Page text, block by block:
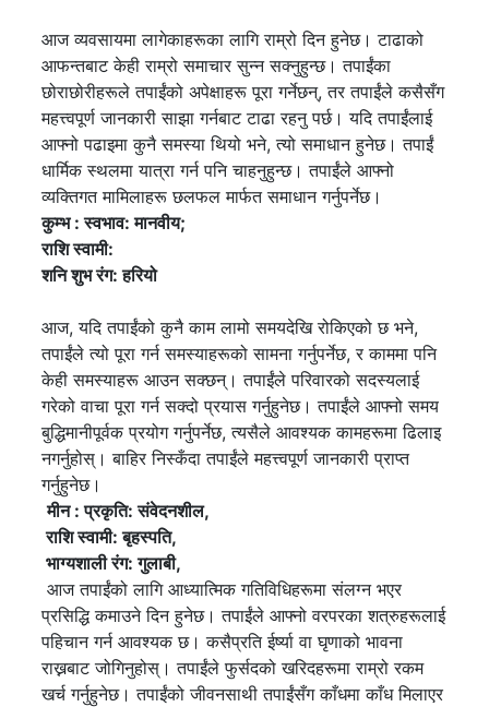
आज व्यवसायमा लागेकाहरूका लागि राम्रो दिन हुनेछ। टाढाको
आफन्तबाट केही राम्रो समाचार सुन्न सक्नुहुन्छ। तपाईंका
छोराछोरीहरूले तपाईंको अपेक्षाहरू पूरा गर्नेछन्, तर तपाईंले कसैसँग
महत्त्वपूर्ण जानकारी साझा गर्नबाट टाढा रहनु पर्छ। यदि तपाईंलाई
आफ्नो पढाइमा कुनै समस्या थियो भने, त्यो समाधान हुनेछ। तपाईं
धार्मिक स्थलमा यात्रा गर्न पनि चाहनुहुन्छ। तपाईंले आफ्नो
व्यक्तिगत मामिलाहरू छलफल मार्फत समाधान गर्नुपर्नेछ।
कुम्भ : स्वभाव: मानवीय;
राशि स्वामी:
शनिशुभ रंग: हरियो
आज, यदि तपाईंको कुनै काम लामो समयदेखि रोकिएको छ भने,
तपाईंले त्यो पूरा गर्न समस्याहरूको सामना गर्नुपर्नेछ, र काममा पनि
केही समस्याहरू आउन सक्छन्। तपाईंले परिवारको सदस्यलाई
गरेको वाचा पूरा गर्न सक्दो प्रयास गर्नुहुनेछ। तपाईंले आफ्नो समय
बुद्धिमानीपूर्वक प्रयोग गर्नुपर्नेछ, त्यसैले आवश्यक कामहरूमा ढिलाइ
नगर्नुहोस्। बाहिर निस्कँदा तपाईंले महत्त्वपूर्ण जानकारी प्राप्त
गर्नुहुनेछ।
मीन : प्रकृति: संवेदनशील,
राशि स्वामी: बृहस्पति,
भाग्यशाली रंग: गुलाबी,
आज तपाईंको लागि आध्यात्मिक गतिविधिहरूमा संलग्न भएर
प्रसिद्धि कमाउने दिन हुनेछ। तपाईंले आफ्नो वरपरका शत्रुहरूलाई
पहिचान गर्न आवश्यक छ। कसैप्रति ईर्ष्या वा घृणाको भावना
राख्नबाट जोगिनुहोस्। तपाईंले फुर्सदको खरिदहरूमा राम्रो रकम
खर्च गर्नुहुनेछ। तपाईंको जीवनसाथी तपाईंसँग काँधमा काँध मिलाएर